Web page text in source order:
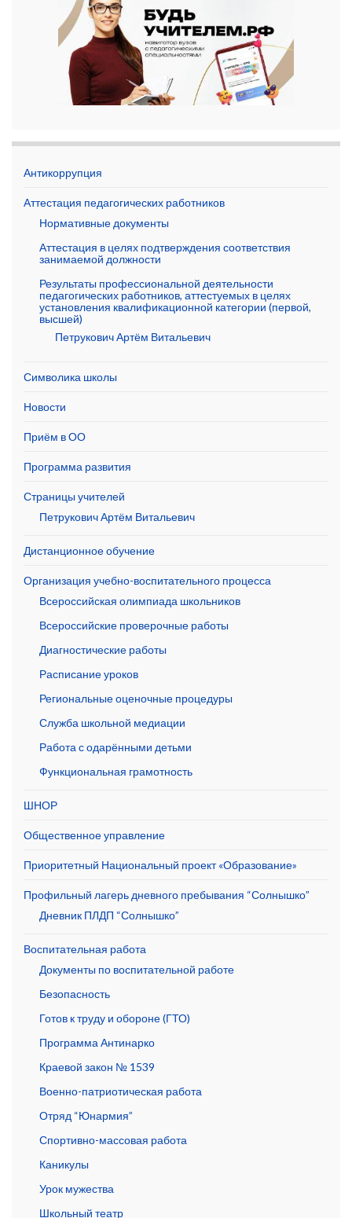
Антикоррупция
Аттестация педагогических работников
Нормативные документы
Аттестация в целях подтверждения соответствия
занимаемой должности
Результаты профессиональной деятельности
педагогических работников, аттестуемых в целях
установления квалификационной категории (первой,
высшей)
Петрукович Артём Витальевич
Символика школы
Новости
Приём в ОО
Программа развития
Страницы учителей
Петрукович Артём Витальевич
Дистанционное обучение
Организация учебно-воспитательного процесса
Всероссийская олимпиада школьников
Всероссийские проверочные работы
Диагностические работы
Расписание уроков
Региональные оценочные процедуры
Служба школьной медиации
Работа с одарёнными детьми
Функциональная грамотность
ШНОР
Общественное управление
Приоритетный Национальный проект «Образование»
Профильный лагерь дневного пребывания “Солнышко”
Дневник ПЛДП “Солнышко”
Воспитательная работа
Документы по воспитательной работе
Безопасность
Готов к труду и обороне (ГТО)
Программа Антинарко
Краевой закон № 1539
Военно-патриотическая работа
Отряд “Юнармия”
Спортивно-массовая работа
Каникулы
Урок мужества
Школьный театр